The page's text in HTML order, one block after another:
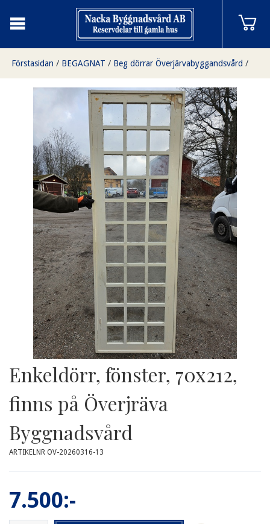
Förstasidan / BEGAGNAT / Beg dörrar Överjärvabyggandsvård /
Enkeldörr, fönster, 70x212, finns på Överjräva Byggnadsvård
Enkeldörr, fönster, 70x212,
finns på Överjräva
Byggnadsvård
ARTIKELNR OV-20260316-13
7.500:-